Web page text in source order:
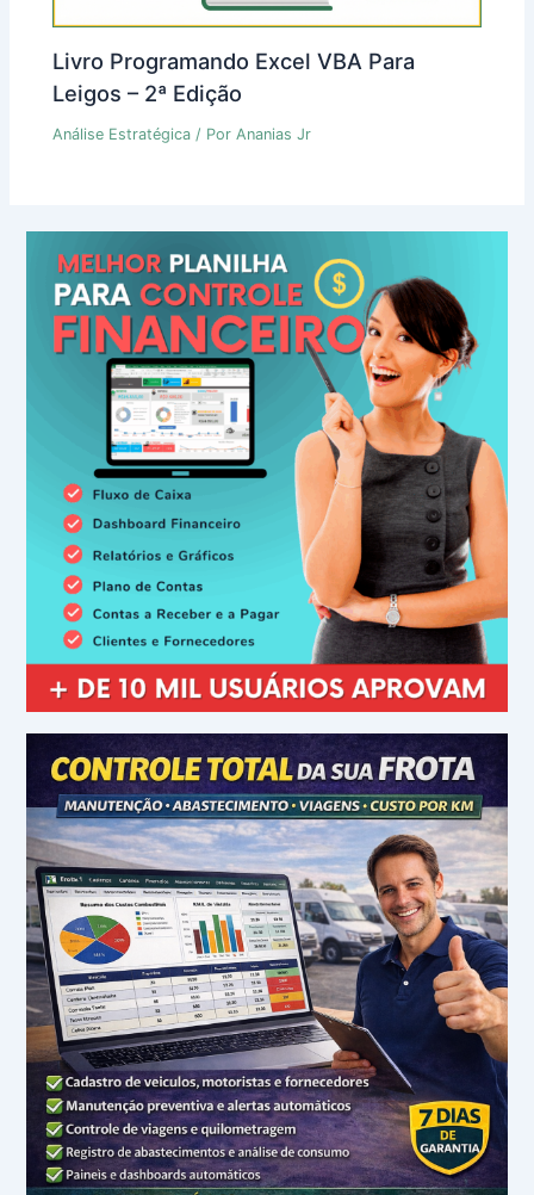
Livro Programando Excel VBA Para
Leigos – 2ª Edição
Análise Estratégica / PorAnanias Jr